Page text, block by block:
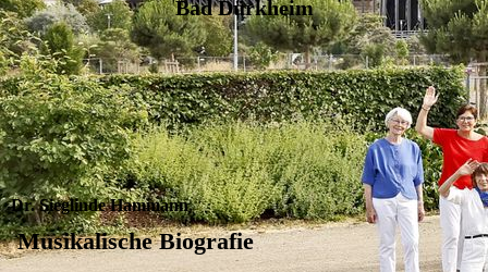
Bad Dürkheim
Dr. Sieglinde Hammann
Musikalische Biografie